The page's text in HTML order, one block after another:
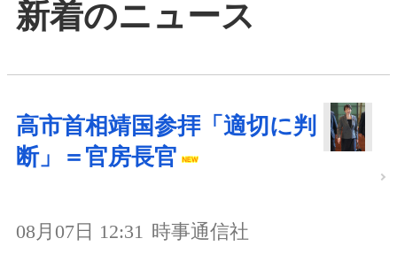
新着のニュース
高市首相靖国参拝「適切に判
断」＝官房長官
08月07日 12:31 時事通信社